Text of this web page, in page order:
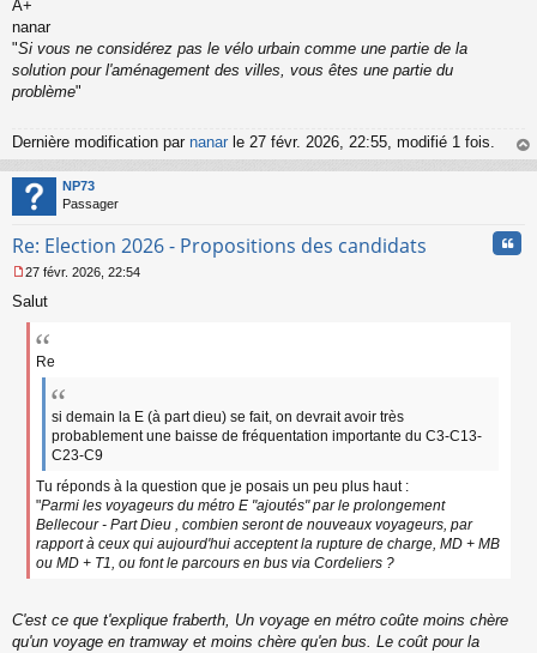
A+
nanar
"Si vous ne considérez pas le vélo urbain comme une partie de la
solution pour l'aménagement des villes, vous êtes une partie du
problème"
Dernière modification par nanar le 27 févr. 2026, 22:55, modifié 1 fois.
au
NP73
Passager
Re: Election 2026 - Propositions des candidats
e
s
27 févr. 2026, 22:54
Salut
Re
si demain la E (à part dieu) se fait, on devrait avoir très
probablement une baisse de fréquentation importante du C3-C13-
C23-C9
Tu réponds à la question que je posais un peu plus haut :
"Parmi les voyageurs du métro E "ajoutés" par le prolongement
Bellecour - Part Dieu , combien seront de nouveaux voyageurs, par
rapport à ceux qui aujourd'hui acceptent la rupture de charge, MD + MB
ou MD + T1, ou font le parcours en bus via Cordeliers ?
C'est ce que t'explique fraberth, Un voyage en métro coûte moins chère
qu'un voyage en tramway et moins chère qu'en bus. Le coût pour la